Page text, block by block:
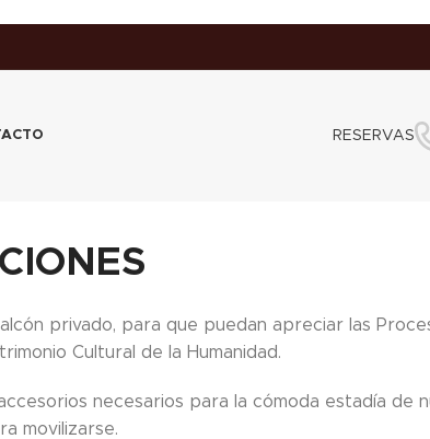
RESERVAS
privado, para que puedan apreciar las
Cultural de la Humanidad.
necesarios para la cómoda estadía de
movilizarse.